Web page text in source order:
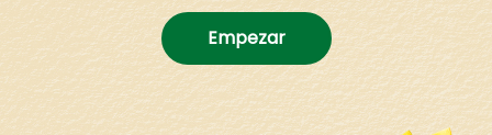
Empezar